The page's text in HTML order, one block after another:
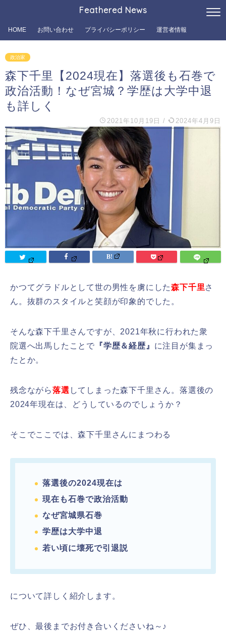
Feathered News
HOME お問い合わせ プライバシーポリシー 運営者情報
政治家
森下千里【2024現在】落選後も石巻で
政治活動！なぜ宮城？学歴は大学中退
も詳しく
2021年10月19日 / 2024年4月9日
かつてグラドルとして世の男性を虜にした森下千里さ
ん。抜群のスタイルと笑顔が印象的でした。
そんな森下千里さんですが、2021年秋に行われた衆
院選へ出馬したことで 『学歴＆経歴』 に注目が集まっ
たとか。
残念ながら落選 してしまった森下千里さん。落選後の
2024年現在は、どうしているのでしょうか？
そこでここでは、森下千里さんにまつわる
落選後の2024現在は
現在も石巻で政治活動
なぜ宮城県石巻
学歴は大学中退
若い頃に壊死で引退説
について詳しく紹介します。
ぜひ、最後までお付き合いくださいね～♪